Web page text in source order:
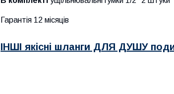
Гарантія 12 місяців
ІНШІ якісні шланги ДЛЯ ДУШУ